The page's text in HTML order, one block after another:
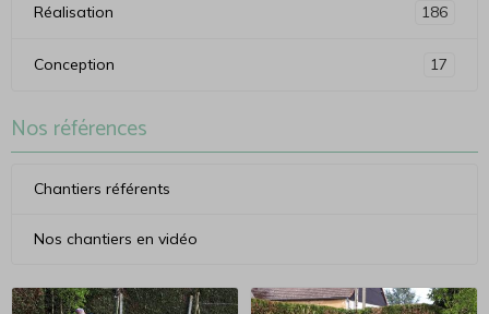
Réalisation 186
Conception 17
Nos références
Chantiers référents
Nos chantiers en vidéo